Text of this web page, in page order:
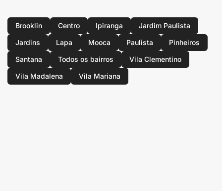
Brooklin Centro Ipiranga
Jardim Paulista
Jardins
Lapa Mooca Paulista
Pinheiros
Santana
Todos os bairros
Vila Clementino
Vila Madalena
Vila Mariana